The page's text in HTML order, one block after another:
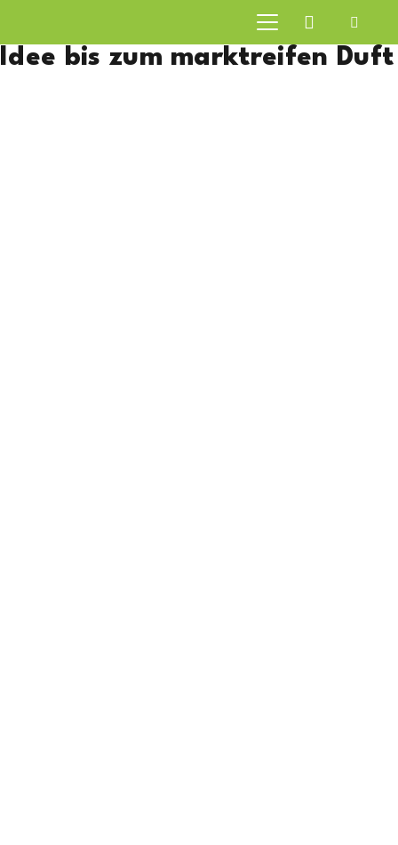
In nur 3 Schritten: Von der
Idee bis zum marktreifen Duft